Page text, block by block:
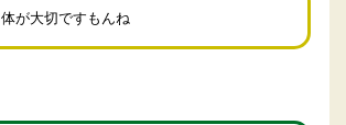
体が大切ですもんね